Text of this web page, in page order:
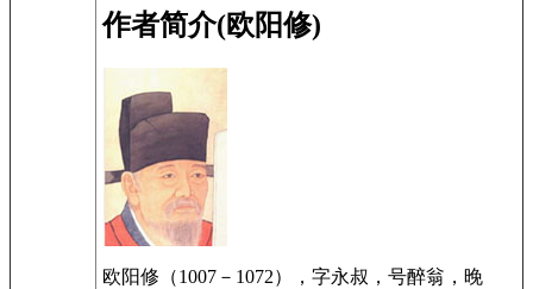
作者简介(欧阳修)
欧阳修（1007－1072），字永叔，号醉翁，晚